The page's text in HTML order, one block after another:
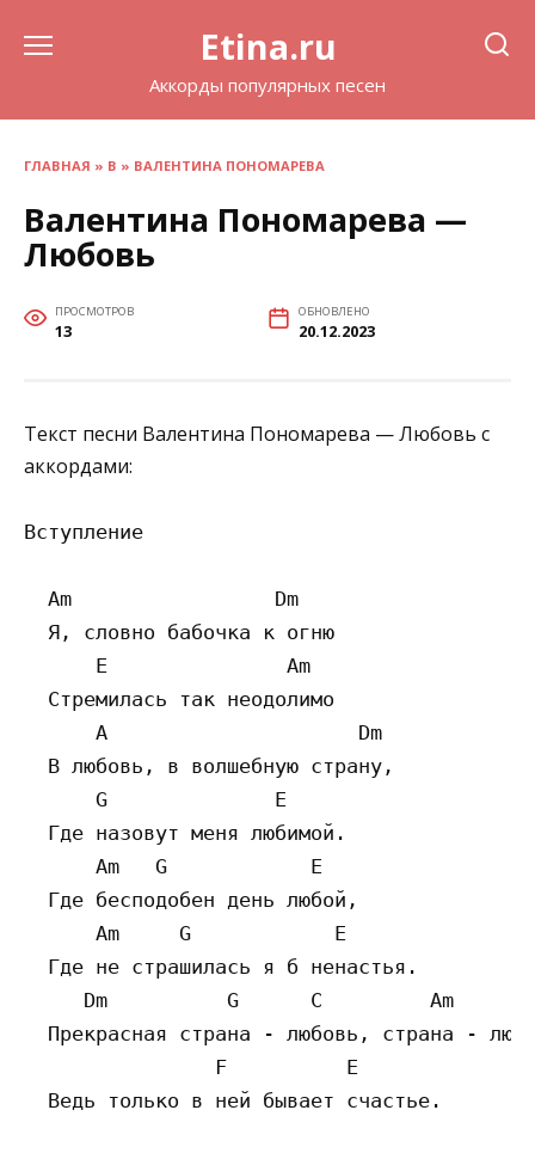
Etina.ru
Аккорды популярных песен
ГЛАВНАЯ » В » ВАЛЕНТИНА ПОНОМАРЕВА
Валентина Пономарева —
Любовь
ПРОСМОТРОВ
13
ОБНОВЛЕНО
20.12.2023
Текст песни Валентина Пономарева — Любовь с
аккордами:
Вступление
  Am                 Dm
  Я, словно бабочка к огню
      E               Am
  Стремилась так неодолимо
      A                     Dm
  В любовь, в волшебную страну,
      G              E
  Где назовут меня любимой.
      Am   G            E
  Где бесподобен день любой,
      Am     G            E
  Где не страшилась я б ненастья.
     Dm          G      C         Am     B
Прекрасная страна - любовь, страна -
                F          E
  Ведь только в ней бывает счастье.